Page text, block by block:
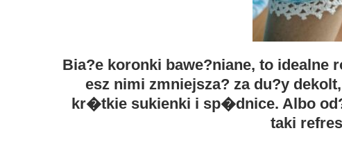
Bia?e koronki bawe?niane, to idealne
esz nimi zmniejsza? za du?y
kr�tkie sukienki i sp�dnice. Albo
taki